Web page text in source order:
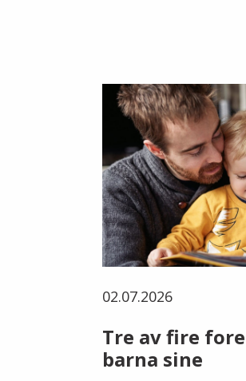
02.07.2026
Tre av fire
barna sine